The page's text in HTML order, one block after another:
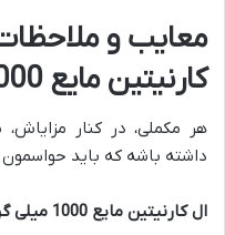
معایب و
کارنیتین مایع 1000 میلی گرم
هر مکملی، در کنار
داشته باشه که باید
ال کارنیتین مایع 1000 میلی گرم